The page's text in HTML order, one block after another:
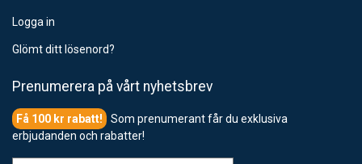
Logga in
Glömt ditt lösenord?
Prenumerera på vårt nyhetsbrev
Som prenumerant får du exklusiva
erbjudanden och rabatter!